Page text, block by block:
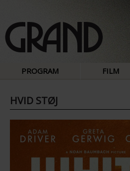
PROGRAM FILM
HVID STØJ